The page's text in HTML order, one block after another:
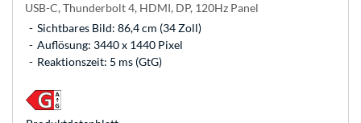
USB-C, Thunderbolt 4, HDMI, DP, 120Hz Panel
Sichtbares Bild: 86,4 cm (34 Zoll)
Auflösung: 3440 x 1440 Pixel
Reaktionszeit: 5 ms (GtG)